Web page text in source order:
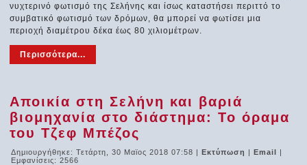
νυχτερινό φωτισμό της Σελήνης και ίσως καταστήσει περιττό το
συμβατικό φωτισμό των δρόμων, θα μπορεί να φωτίσει μια
περιοχή διαμέτρου δέκα έως 80 χιλιομέτρων.
Περισσότερα...
Αποικία στη Σελήνη και βαριά
βιομηχανία στο διάστημα: Το όραμα
του Τζεφ Μπέζος
Δημιουργήθηκε: Τετάρτη, 30 Μαϊος 2018 07:58 |Εκτύπωση |Email |
Εμφανίσεις: 2566